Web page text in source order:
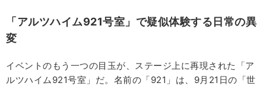
「アルツハイム921号室」で疑似体験する日常の異
変
イベントのもう一つの目玉が、ステージ上に再現された「ア
ルツハイム921号室」だ。名前の「921」は、9月21日の「世